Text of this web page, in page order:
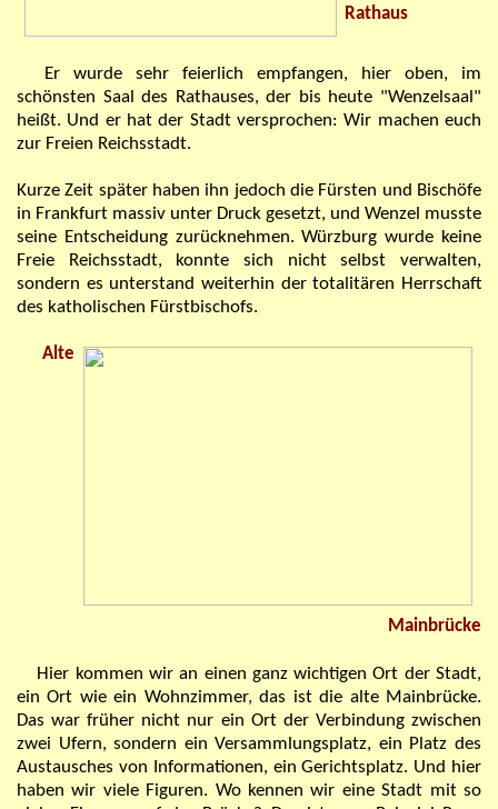
Rathaus
Er wurde sehr feierlich empfangen, hier oben, im
schönsten Saal des Rathauses, der bis heute "Wenzelsaal"
heißt. Und er hat der Stadt versprochen: Wir machen euch
zur Freien Reichsstadt.
Kurze Zeit später haben ihn jedoch die Fürsten und Bischöfe
in Frankfurt massiv unter Druck gesetzt, und Wenzel musste
seine Entscheidung zurücknehmen. Würzburg wurde keine
Freie Reichsstadt, konnte sich nicht selbst verwalten,
sondern es unterstand weiterhin dertotalitären Herrschaft
des katholischen Fürstbischofs.
Alte
Mainbrücke
Hier kommen wir an einen ganz wichtigen Ort der Stadt,
ein Ort wie ein Wohnzimmer, das ist die alte Mainbrücke.
Das war früher nicht nur ein Ort der Verbindung zwischen
zwei Ufern, sondern ein Versammlungsplatz, ein Platz des
Austausches von Informationen, ein Gerichtsplatz. Und hier
haben wir viele Figuren. Wo kennen wir eine Stadt mit so